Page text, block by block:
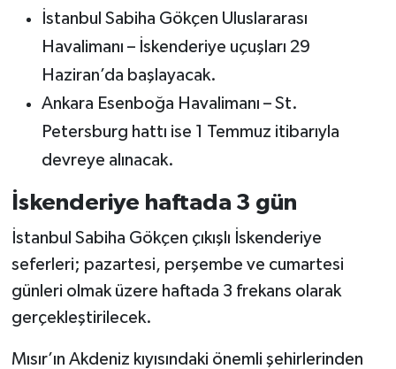
İstanbul Sabiha Gökçen Uluslararası
Havalimanı – İskenderiye uçuşları 29
Haziran’da başlayacak.
Ankara Esenboğa Havalimanı – St.
Petersburg hattı ise 1 Temmuz itibarıyla
devreye alınacak.
İskenderiye haftada 3 gün
İstanbul Sabiha Gökçen çıkışlı İskenderiye
seferleri; pazartesi, perşembe ve cumartesi
günleri olmak üzere haftada 3 frekans olarak
gerçekleştirilecek.
Mısır’ın Akdeniz kıyısındaki önemli şehirlerinden